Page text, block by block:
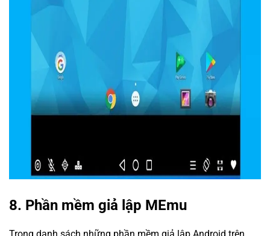
8. Phần mềm giả lập MEmu
Trong danh sách những phần mềm giả lập Android trên